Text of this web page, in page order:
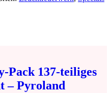
Pack 137-teiliges
– Pyroland